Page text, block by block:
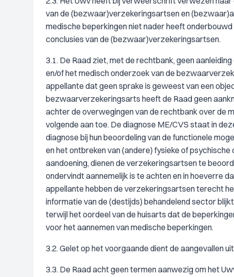
van de (bezwaar)verzekeringsartsen en
medische beperkingen niet nader heeft
conclusies van de (bezwaar)verzekeringsartsen.
3.1. De Raad ziet, met de rechtbank, geen
en/of het medisch onderzoek van de
appellante dat geen sprake is geweest van een
bezwaarverzekeringsarts heeft de Raad geen
achter de overwegingen van de rechtbank over de
volgende aan toe. De diagnose ME/CVS staat in
diagnose bij hun beoordeling van de functionele
en het ontbreken van (andere) fysieke of
aandoening, dienen de verzekeringsartsen te
ondervindt aannemelijk is te achten en in hoeverre
appellante hebben de verzekeringsartsen terecht
informatie van de (destijds) behandelend sector
terwijl het oordeel van de huisarts dat de
voor het aannemen van medische beperkingen.
3.2. Gelet op het voorgaande dient de aangevallen
3.3. De Raad acht geen termen aanwezig om het